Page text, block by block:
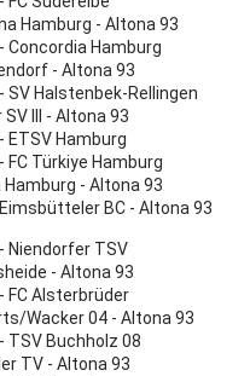
Hamburg - Altona 93
Concordia Hamburg
- Altona 93
SV Halstenbek-Rellingen
III - Altona 93
ETSV Hamburg
FC Türkiye Hamburg
Hamburg - Altona 93
BC - Altona 93
Niendorfer TSV
- Altona 93
FC Alsterbrüder
Wacker 04 - Altona 93
TSV Buchholz 08
TV - Altona 93